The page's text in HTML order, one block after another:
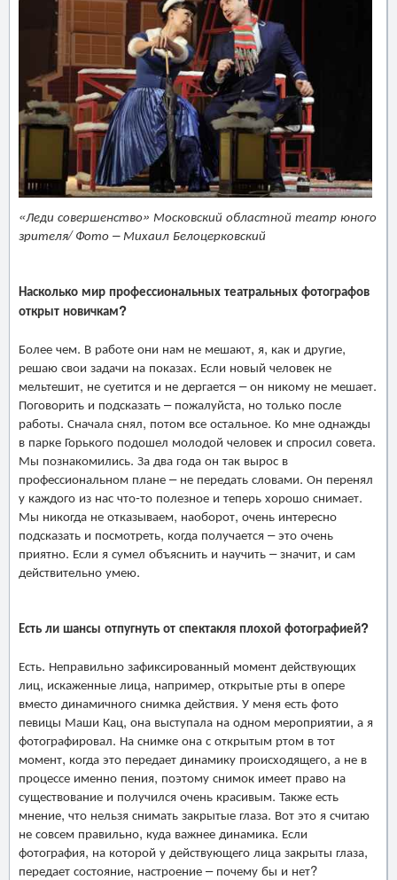
«Леди совершенство» Московский областной театр юного
зрителя/ Фото – Михаил Белоцерковский
Насколько мир профессиональных театральных фотографов
открыт новичкам?
Более чем. В работе они нам не мешают, я, как и другие,
решаю свои задачи на показах. Если новый человек не
мельтешит, не суетится и не дергается – он никому не мешает.
Поговорить и подсказать – пожалуйста, но только после
работы. Сначала снял, потом все остальное. Ко мне однажды
в парке Горького подошел молодой человек и спросил совета.
Мы познакомились. За два года он так вырос в
профессиональном плане – не передать словами. Он перенял
у каждого из нас что-то полезное и теперь хорошо снимает.
Мы никогда не отказываем, наоборот, очень интересно
подсказать и посмотреть, когда получается – это очень
приятно. Если я сумел объяснить и научить – значит, и сам
действительно умею.
Есть ли шансы отпугнуть от спектакля плохой фотографией?
Есть. Неправильно зафиксированный момент действующих
лиц, искаженные лица, например, открытые рты в опере
вместо динамичного снимка действия. У меня есть фото
певицы Маши Кац, она выступала на одном мероприятии, а я
фотографировал. На снимке она с открытым ртом в тот
момент, когда это передает динамику происходящего, а не в
процессе именно пения, поэтому снимок имеет право на
существование и получился очень красивым. Также есть
мнение, что нельзя снимать закрытые глаза. Вот это я считаю
не совсем правильно, куда важнее динамика. Если
фотография, на которой у действующего лица закрыты глаза,
передает состояние, настроение – почему бы и нет?